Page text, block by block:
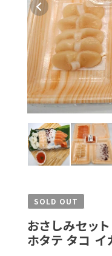
SOLD OUT
おさしみセッ
ホタテ タコ イ